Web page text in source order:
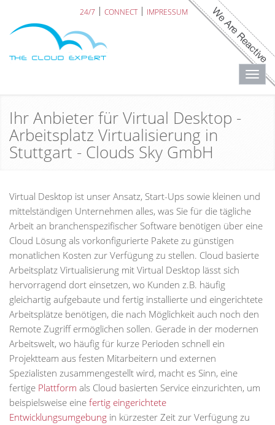
24/7 CONNECT IMPRESSUM
Ihr Anbieter für Virtual Desktop -
Arbeitsplatz Virtualisierung in
Stuttgart - Clouds Sky GmbH
Virtual Desktop ist unser Ansatz, Start-Ups sowie kleinen und
mittelständigen Unternehmen alles, was Sie für die tägliche
Arbeit an branchenspezifischer Software benötigen über eine
Cloud Lösung als vorkonfigurierte Pakete zu günstigen
monatlichen Kosten zur Verfügung zu stellen. Cloud basierte
Arbeitsplatz Virtualisierung mit Virtual Desktop lässt sich
hervorragend dort einsetzen, wo Kunden z.B. häufig
gleichartig aufgebaute und fertig installierte und eingerichtete
Arbeitsplätze benötigen, die nach Möglichkeit auch noch den
Remote Zugriff ermöglichen sollen. Gerade in der modernen
Arbeitswelt, wo häufig für kurze Perioden schnell ein
Projektteam aus festen Mitarbeitern und externen
Spezialisten zusammengestellt wird, macht es Sinn, eine
fertige Plattform als Cloud basierten Service einzurichten, um
beispielsweise eine fertig eingerichtete
Entwicklungsumgebung in kürzester Zeit zur Verfügung zu